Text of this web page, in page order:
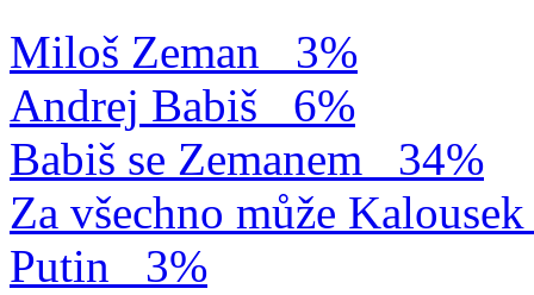
Miloš Zeman
3%
Andrej Babiš
6%
Babiš se Zemanem
34%
Za všechno může Kalousek
Putin
3%